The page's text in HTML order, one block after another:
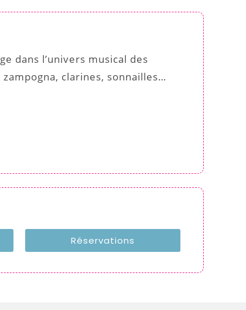
dans l’univers musical des
clarines, sonnailles…
Réservations